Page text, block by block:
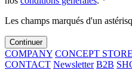
Les champs marqués d'un
Continuer
COMPANY CONCEPT
CONTACT Newsletter B2B